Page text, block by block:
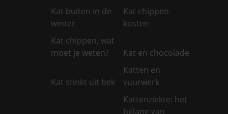
Kat buiten in de
winter
Kat chippen
kosten
Kat chippen, wat
moet je weten?
Kat en chocolade
Kat stinkt uit bek
Katten en
vuurwerk
Kattenziekte: het
belang van